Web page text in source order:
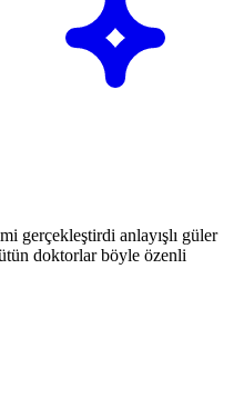
gerçekleştirdi anlayışlı güler
doktorlar böyle özenli